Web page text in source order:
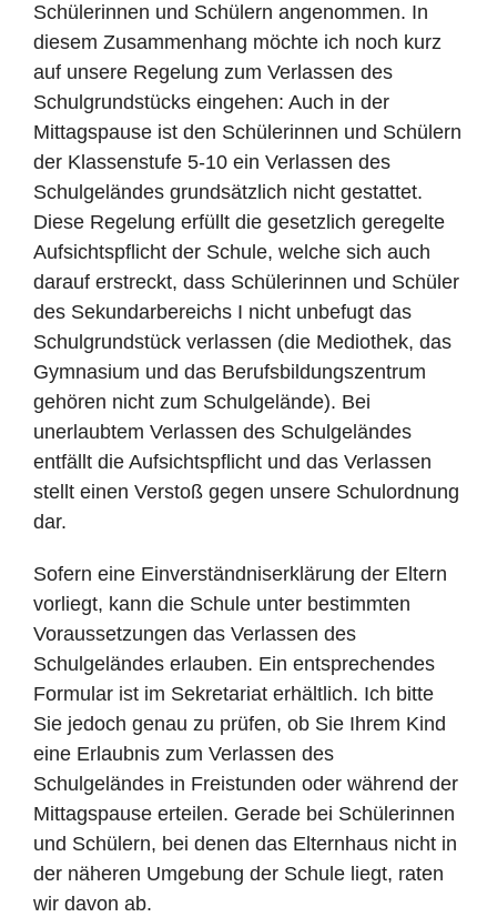
Schülerinnen und Schülern angenommen. In
diesem Zusammenhang möchte ich noch kurz
auf unsere Regelung zum Verlassen des
Schulgrundstücks eingehen: Auch in der
Mittagspause ist den Schülerinnen und Schülern
der Klassenstufe 5-10 ein Verlassen des
Schulgeländes grundsätzlich nicht gestattet.
Diese Regelung erfüllt die gesetzlich geregelte
Aufsichtspflicht der Schule, welche sich auch
darauf erstreckt, dass Schülerinnen und Schüler
des Sekundarbereichs I nicht unbefugt das
Schulgrundstück verlassen (die Mediothek, das
Gymnasium und das Berufsbildungszentrum
gehören nicht zum Schulgelände). Bei
unerlaubtem Verlassen des Schulgeländes
entfällt die Aufsichtspflicht und das Verlassen
stellt einen Verstoß gegen unsere Schulordnung
dar.
Sofern eine Einverständniserklärung der Eltern
vorliegt, kann die Schule unter bestimmten
Voraussetzungen das Verlassen des
Schulgeländes erlauben. Ein entsprechendes
Formular ist im Sekretariat erhältlich. Ich bitte
Sie jedoch genau zu prüfen, ob Sie Ihrem Kind
eine Erlaubnis zum Verlassen des
Schulgeländes in Freistunden oder während der
Mittagspause erteilen. Gerade bei Schülerinnen
und Schülern, bei denen das Elternhaus nicht in
der näheren Umgebung der Schule liegt, raten
wir davon ab.